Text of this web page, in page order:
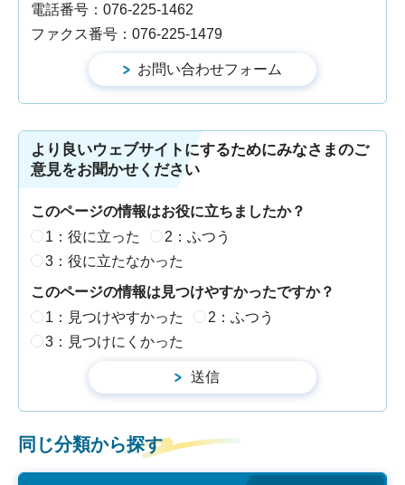
電話番号：076-225-1462
ファクス番号：076-225-1479
より良いウェブサイトにするためにみなさまのご
意見をお聞かせください
このページの情報はお役に立ちましたか？
1：役に立った
2：ふつう
3：役に立たなかった
このページの情報は見つけやすかったですか？
1：見つけやすかった
2：ふつう
3：見つけにくかった
同じ分類から探す